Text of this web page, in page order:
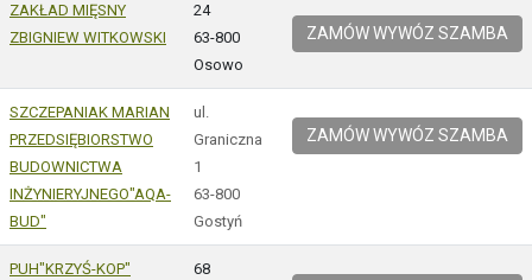
ZAKŁAD MIĘSNY
ZBIGNIEW WITKOWSKI
24
63-800
Osowo
ZAMÓW WYWÓZ SZAMBA
SZCZEPANIAK MARIAN
PRZEDSIĘBIORSTWO
BUDOWNICTWA
INŻYNIERYJNEGO"AQA-
BUD"
ul.
Graniczna
1
63-800
Gostyń
ZAMÓW WYWÓZ SZAMBA
PUH"KRZYŚ-KOP"
68